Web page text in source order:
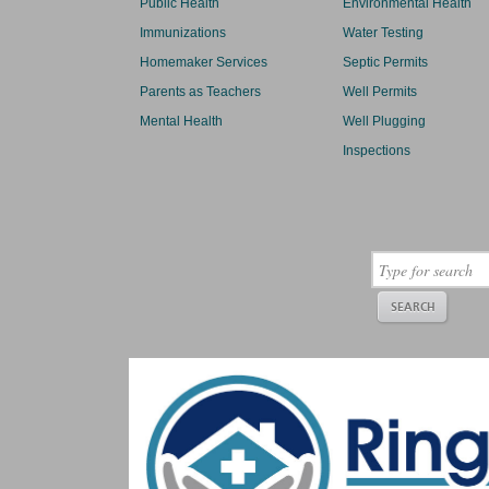
Public Health
Immunizations
Homemaker Services
Parents as Teachers
Mental Health
Environmental Health
Water Testing
Septic Permits
Well Permits
Well Plugging
Inspections